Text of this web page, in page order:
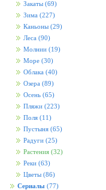
Закаты (69)
Зима (227)
Каньоны (29)
Леса (90)
Молнии (19)
Море (30)
Облака (40)
Озера (89)
Осень (65)
Пляжи (223)
Поля (11)
Пустыня (65)
Радуги (25)
Растения (32)
Реки (63)
Цветы (86)
Сериалы (77)